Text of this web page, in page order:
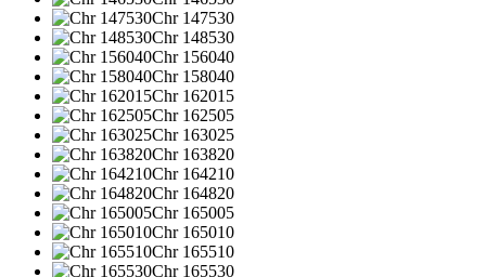
Chr 147530
Chr 148530
Chr 156040
Chr 158040
Chr 162015
Chr 162505
Chr 163025
Chr 163820
Chr 164210
Chr 164820
Chr 165005
Chr 165010
Chr 165510
Chr 165530